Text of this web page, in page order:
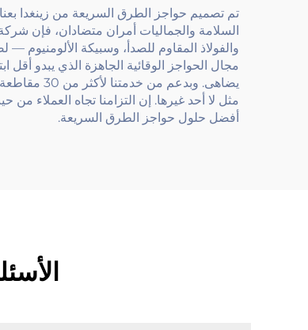
تم تصميم حواجز الطرق السريعة من زينغدا
السلامة والجماليات أمران متضادان، فإن شركة
والفولاذ المقاوم للصدأ، وسبيكة الألومنيوم
يضاهى.
مثل لا أحد غيرها. إن التزامنا تجاه العملاء
أفضل حلول حواجز الطرق السريعة.